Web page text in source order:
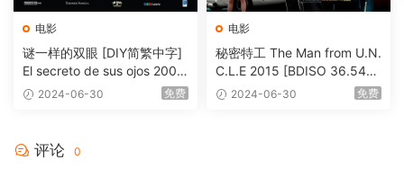
电影
谜一样的双眼 [DIY简繁中字]
El secreto de sus ojos 2009
1080p Blu-ray AVC DTS-HD
2024-06-30 免费
电影
秘密特工 The Man from U.N.
C.L.E 2015 [BDISO 36.54G
B] 2024-06-30 免费
评论 0